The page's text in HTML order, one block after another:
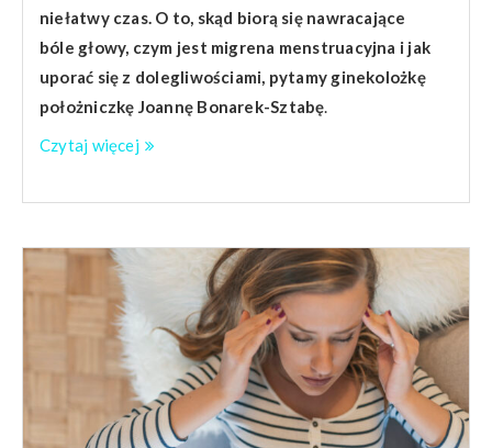
niełatwy czas. O to, skąd biorą się nawracające
bóle głowy, czym jest migrena menstruacyjna i jak
uporać się z dolegliwościami, pytamy ginekolożkę
położniczkę Joannę Bonarek-Sztabę.
Czytaj więcej